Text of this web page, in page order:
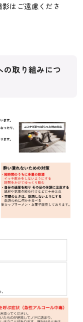
はご遠慮くださ
の取り組みにつ